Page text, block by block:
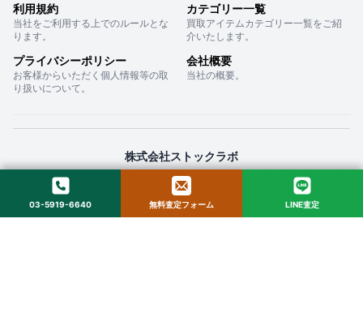
利用規約
当社をご利用する上でのルールとな
ります。
カテゴリー一覧
買取アイテムカテゴリー一覧をご紹
介いたします。
プライバシーポリシー
お客様からいただく個人情報等の取
り扱いについて。
会社概要
当社の概要。
株式会社ストックラボ
〒160-0022 東京都新宿区新宿２丁目１２−１６ セントフォービル ２０３
© 2025 StockLab. All Rights Reserved.
03-5919-6640 無料査定フォーム LINE査定